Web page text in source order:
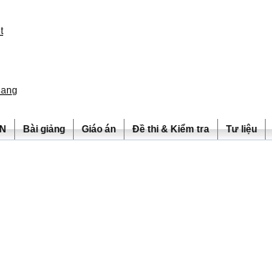
Bài giảng Giáo án Đề thi & Kiểm tra Tư liệu